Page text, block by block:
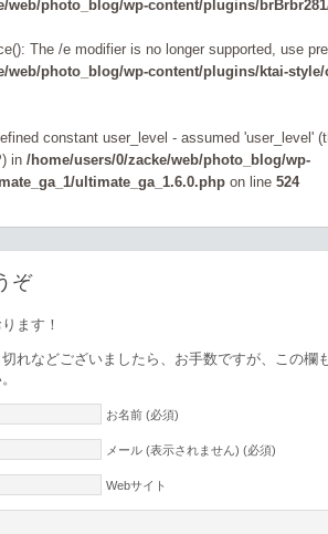
web/photo_blog/wp-content/plugins/
The /e modifier is no longer supported, use
web/photo_blog/wp-content/plugins/ktai-
constant user_level - assumed 'user_level'
in /home/users/0/zacke/web/photo_blog/wp-
ultimate_ga_1.6.0.php on line 524
ぞ
ます！
れなどございましたら、お手数ですが、この欄
お名前 (必須)
メール (表示されません) (必須)
Webサイト